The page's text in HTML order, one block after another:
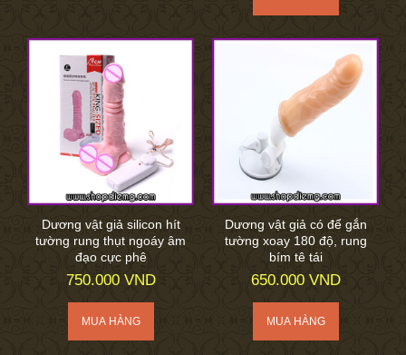
Dương vật giả silicon hít
tường rung thụt ngoáy âm
đạo cực phê
750.000 VND
Dương vật giả có để gắn
tường xoay 180 độ, rung
bím tê tái
650.000 VND